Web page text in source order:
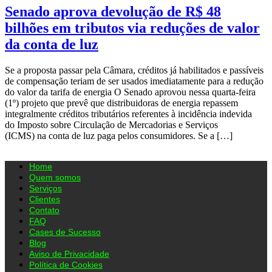
Senado aprova devolução de R$ 48
bilhões em tributos via reduções de valor
da conta de luz
Se a proposta passar pela Câmara, créditos já habilitados e passíveis
de compensação teriam de ser usados imediatamente para a redução
do valor da tarifa de energia O Senado aprovou nessa quarta-feira
(1º) projeto que prevê que distribuidoras de energia repassem
integralmente créditos tributários referentes à incidência indevida
do Imposto sobre Circulação de Mercadorias e Serviços
(ICMS) na conta de luz paga pelos consumidores. Se a […]
Home
Quem somos
Serviços
Clientes
Contato
FAQ
Cases de Sucesso
Blog
Aviso de Privacidade
Política de Cookies